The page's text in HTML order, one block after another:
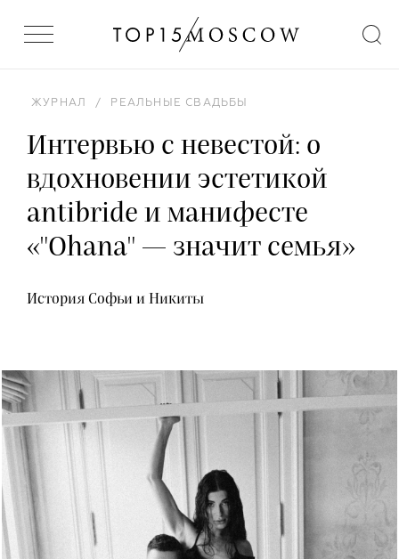
ЖУРНАЛ / РЕАЛЬНЫЕ СВАДЬБЫ
Интервью с невестой: о
вдохновении эстетикой
antibride и манифесте
«"Ohana" — значит семья»
История Софьи и Никиты